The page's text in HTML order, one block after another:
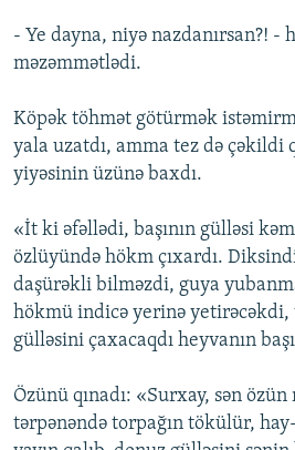
- Ye dayna, niyə nazdanırsan?! -
məzəmmətlədi.
Köpək töhmət götürmək
yala uzatdı, amma tez də çəkildi
yiyəsinin üzünə baxdı.
«İt ki əfəllədi, başının gülləsi
özlüyündə hökm çıxardı.
daşürəkli bilməzdi, guya
hökmü indicə yerinə yetirəcəkdi,
gülləsini çaxacaqdı heyvanın
Özünü qınadı: «Surxay, sən özün
tərpənəndə torpağın tökülür,